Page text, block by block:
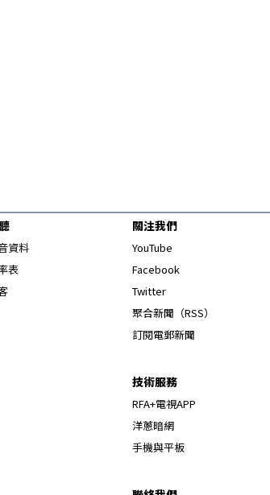
資料
表
關注我們
YouTube
Facebook
Twitter
聚合新聞（RSS）
訂閱電郵新聞
技術服務
RFA+電視APP
洋蔥暗網
手機與平板